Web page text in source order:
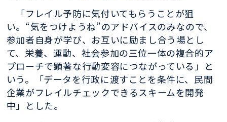
「フレイル予防に気付いてもらうことが狙
い。“気をつけようね”のアドバイスのみなので、
参加者自身が学び、お互いに励まし合う場とし
て、栄養、運動、社会参加の三位一体の複合的ア
プローチで顕著な行動変容につながっている」と
いう。「データを行政に渡すことを条件に、民間
企業がフレイルチェックできるスキームを開発
中」とした。